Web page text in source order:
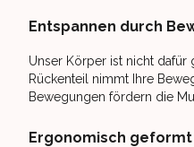
Entspannen durch
Unser Körper ist nicht dafür
Rückenteil nimmt Ihre
Bewegungen fördern die
Ergonomisch